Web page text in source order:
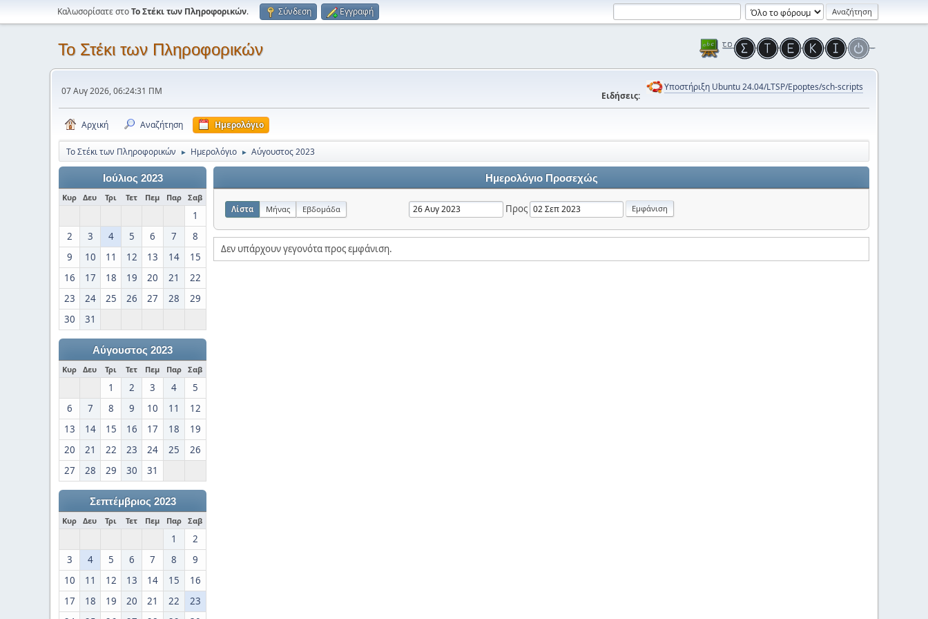
Καλωσορίσατε στοΤο Στέκι των Πληροφορικών. Σύνδεση Εγγραφή
Το Στέκι των Πληροφορικών
07 Αυγ 2026, 06:24:31 ΠΜ Ειδήσεις:
Υποστήριξη Ubuntu 24.04/LTSP/Epoptes/sch-scripts
Αρχική Αναζήτηση Ημερολόγιο
Το Στέκι των Πληροφορικών ► Ημερολόγιο ► Αύγουστος 2023
Ιούλιος 2023
Κυρ Δευ Τρι Τετ Πεμ Παρ Σαβ
1
2
3 4 5 6 7
8
9
10 11 12 13 14
15
16
17 18 19 20 21
22
23
24 25 26 27 28
29
30
31
Αύγουστος 2023
Κυρ Δευ Τρι Τετ Πεμ Παρ Σαβ
1 2 3 4
5
6
7 8 9 10 11
12
13
14 15 16 17 18
19
20
21 22 23 24 25
26
27
28 29 30 31
Σεπτέμβριος 2023
Κυρ Δευ Τρι Τετ Πεμ Παρ Σαβ
1
2
3
4 5 6 7 8
9
10
11 12 13 14 15
16
17
18 19 20 21 22
23
Ημερολόγιο Προσεχώς
Λίστα Μήνας Εβδομάδα Προς
Δεν υπάρχουν γεγονότα προς εμφάνιση.